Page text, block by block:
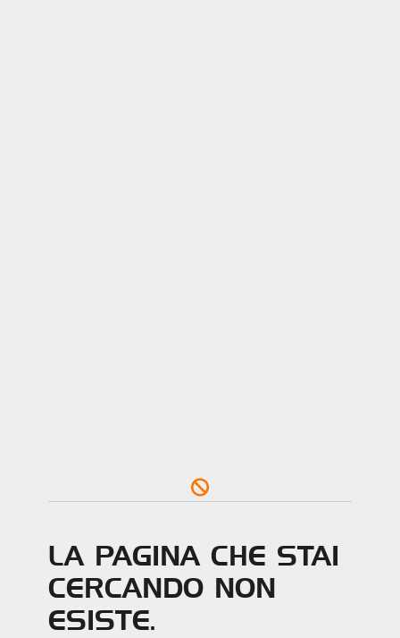
LA PAGINA CHE STAI
CERCANDO NON
ESISTE.